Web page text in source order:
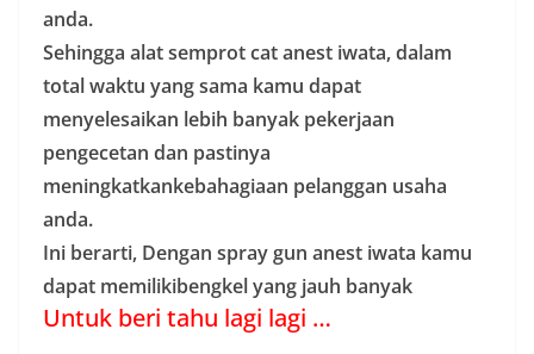
anda.
Sehingga alat semprot cat anest iwata, dalam
total waktu yang sama kamu dapat
menyelesaikan lebih banyak pekerjaan
pengecetan dan pastinya
meningkatkankebahagiaan pelanggan usaha
anda.
Ini berarti, Dengan spray gun anest iwata kamu
dapat memilikibengkel yang jauh banyak
Untuk beri tahu lagi lagi …